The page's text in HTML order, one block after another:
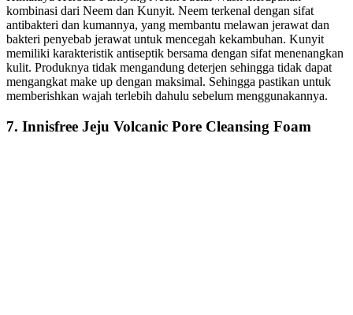
kombinasi dari Neem dan Kunyit. Neem terkenal dengan sifat
antibakteri dan kumannya, yang membantu melawan jerawat dan
bakteri penyebab jerawat untuk mencegah kekambuhan. Kunyit
memiliki karakteristik antiseptik bersama dengan sifat menenangkan
kulit. Produknya tidak mengandung deterjen sehingga tidak dapat
mengangkat make up dengan maksimal. Sehingga pastikan untuk
memberishkan wajah terlebih dahulu sebelum menggunakannya.
7. Innisfree Jeju Volcanic Pore Cleansing Foam